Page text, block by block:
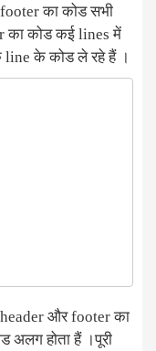
का कोड सभी
का कोड कई lines में
line के कोड ले रहे हैं ।
और footer का
अलग होता हैं ।पूरी